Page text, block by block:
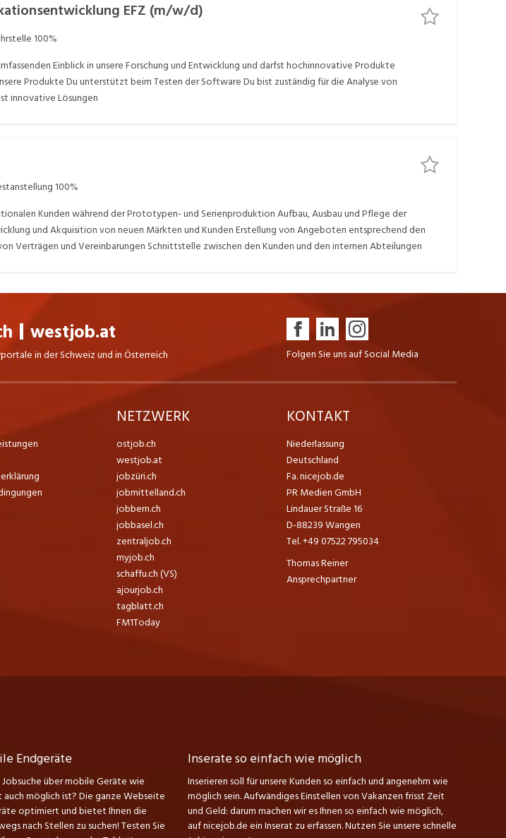
Automatisierung sowie die Optimierung der Intercompany-Verrechnung voran
EFZ (m/w/d)
100%
Einblick in unsere Forschung und Entwicklung und darfst hochinnovative Produkte
Produkte Du unterstützt beim Testen der Software Du bist zuständig für die Analyse von
innovative Lösungen
100%
Kunden während der Prototypen- und Serienproduktion Aufbau, Ausbau und Pflege der
und Akquisition von neuen Märkten und Kunden Erstellung von Angeboten entsprechend den
Verträgen und Vereinbarungen Schnittstelle zwischen den Kunden und den internen Abteilungen
westjob.at
in der Schweiz und in Österreich Folgen Sie uns auf Social Media
NETZWERK
ostjob.ch
westjob.at
jobzüri.ch
jobmittelland.ch
jobbern.ch
jobbasel.ch
zentraljob.ch
myjob.ch
schaffu.ch (VS)
ajourjob.ch
tagblatt.ch
FM1Today
KONTAKT
Niederlassung
Deutschland
Fa. nicejob.de
PR Medien GmbH
Lindauer Straße 16
D-88239 Wangen
Tel. +49 07522 795034
Thomas Reiner
Ansprechpartner
Endgeräte
Jobsuche über mobile Geräte wie
möglich ist? Die ganze Webseite
optimiert und bietet Ihnen die
nach Stellen zu suchen! Testen Sie
Inserate so einfach wie möglich
Inserieren soll für unsere Kunden so einfach und angenehm wie
möglich sein. Aufwändiges Einstellen von Vakanzen frisst Zeit
und Geld: darum machen wir es Ihnen so einfach wie möglich,
auf nicejob.de ein Inserat zu erfassen. Nutzen Sie unsere schnelle